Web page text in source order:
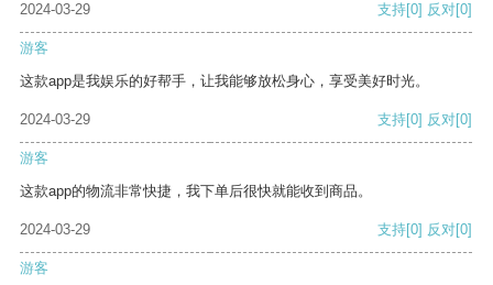
2024-03-29
支持[0] 反对[0]
游客
这款app是我娱乐的好帮手，让我能够放松身心，享受美好时光。
2024-03-29 支持[0] 反对[0]
游客
这款app的物流非常快捷，我下单后很快就能收到商品。
2024-03-29 支持[0] 反对[0]
游客